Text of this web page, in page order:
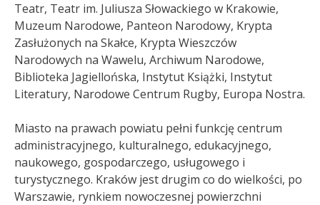
Teatr, Teatr im. Juliusza Słowackiego w Krakowie,
Muzeum Narodowe, Panteon Narodowy, Krypta
Zasłużonych na Skałce, Krypta Wieszczów
Narodowych na Wawelu, Archiwum Narodowe,
Biblioteka Jagiellońska, Instytut Książki, Instytut
Literatury, Narodowe Centrum Rugby, Europa Nostra.
Miasto na prawach powiatu pełni funkcję centrum
administracyjnego, kulturalnego, edukacyjnego,
naukowego, gospodarczego, usługowego i
turystycznego. Kraków jest drugim co do wielkości, po
Warszawie, rynkiem nowoczesnej powierzchni